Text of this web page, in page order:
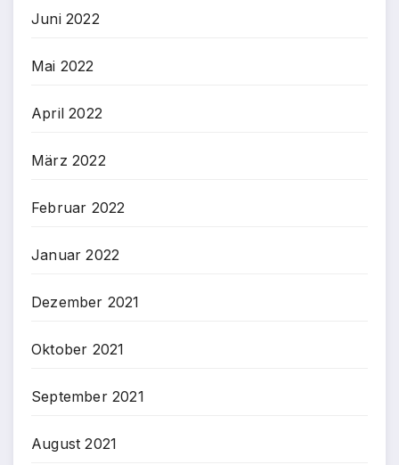
Juni 2022
Mai 2022
April 2022
März 2022
Februar 2022
Januar 2022
Dezember 2021
Oktober 2021
September 2021
August 2021